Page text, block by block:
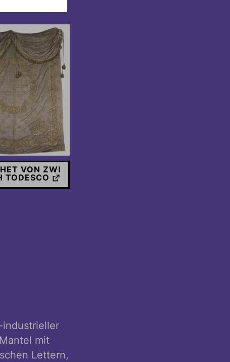
VON ZWI
TODESCO
industrieller
mit
Lettern,